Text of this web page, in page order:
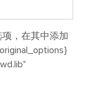
，在其中添加